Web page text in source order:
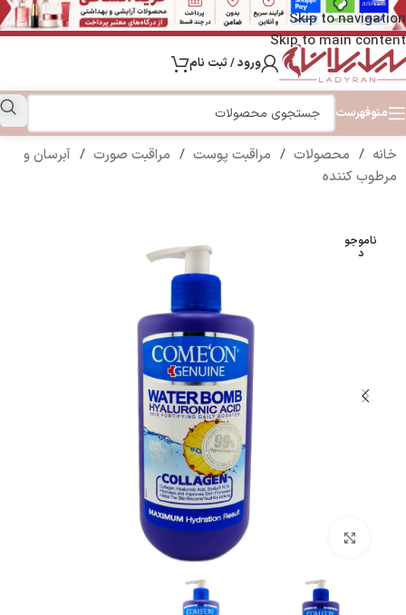
Skip to navigation
Skip to main content
ورود / ثبت نام
منوفهرست
خانه / محصولات / مراقبت پوست / مراقبت صورت / آبرسان و
مرطوب کننده
ناموجو
د